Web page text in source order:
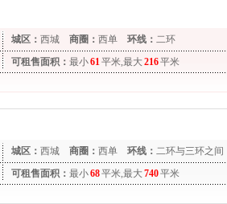
城区： 西城 商圈： 西单 环线： 二环
可租售面积： 最小61平米,最大216平米
城区： 西城 商圈： 西单 环线： 二环与三环之间
可租售面积： 最小68平米,最大740平米